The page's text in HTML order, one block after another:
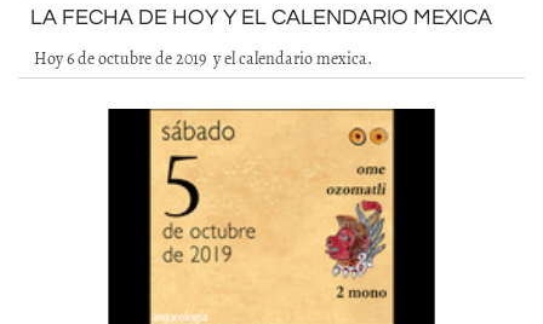
LA FECHA DE HOY Y EL CALENDARIO MEXICA
Hoy 6 de octubre de 2019 y el calendario mexica.